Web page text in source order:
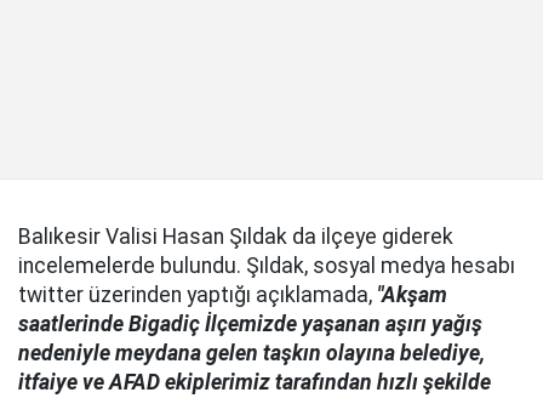
Balıkesir Valisi Hasan Şıldak da ilçeye giderek
incelemelerde bulundu. Şıldak, sosyal medya hesabı
twitter üzerinden yaptığı açıklamada, "Akşam
saatlerinde Bigadiç İlçemizde yaşanan aşırı yağış
nedeniyle meydana gelen taşkın olayına belediye,
itfaiye ve AFAD ekiplerimiz tarafından hızlı şekilde